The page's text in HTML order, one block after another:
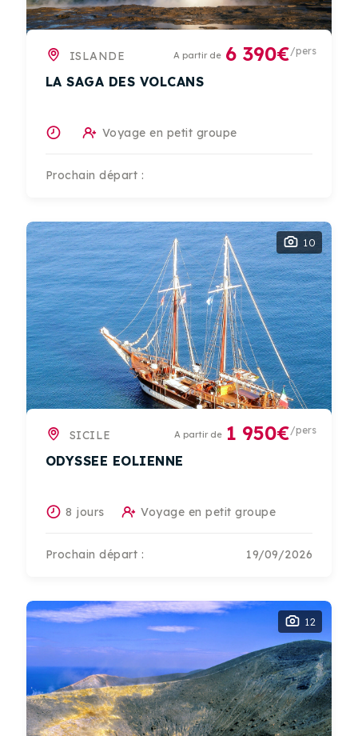
ISLANDE A partir de 6 390€/pers
LA SAGA DES VOLCANS
Voyage en petit groupe
Prochain départ :
10
SICILE A partir de 1 950€/pers
ODYSSEE EOLIENNE
8 jours Voyage en petit groupe
Prochain départ : 19/09/2026
12